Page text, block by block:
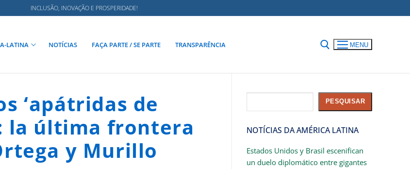
INCLUSÃO, INOVAÇÃO E PROSPERIDADE!
LATINA NOTÍCIAS FAÇA PARTE / SE PARTE TRANSPARÊNCIA MENU
‘apátridas de
la última frontera
y Murillo
PESQUISAR
NOTÍCIAS DA AMÉRICA LATINA
Estados Unidos y Brasil escenifican
un duelo diplomático entre gigantes